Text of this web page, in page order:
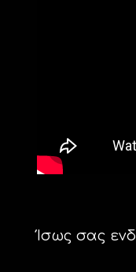
Ίσως σας